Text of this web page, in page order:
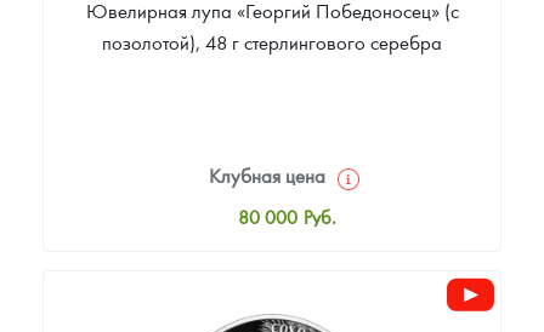
Ювелирная лупа «Георгий Победоносец» (с
позолотой), 48 г стерлингового серебра
Клубная цена
80 000 Руб.
Цена выкупа